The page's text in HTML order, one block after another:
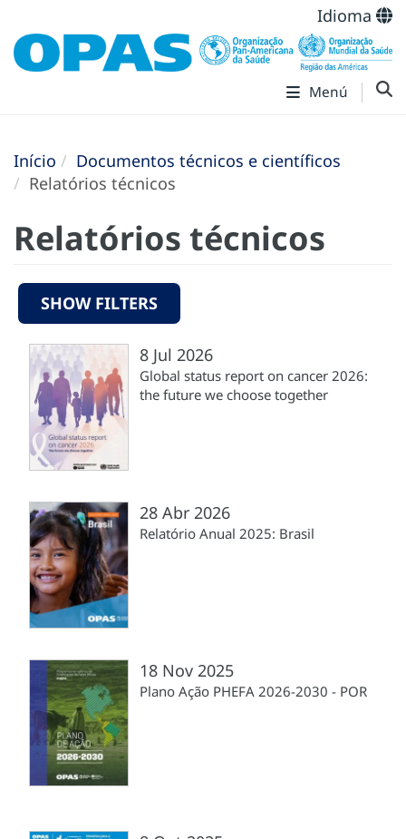
Idioma
Menú
Início
Documentos técnicos e científicos
Relatórios técnicos
Relatórios técnicos
SHOW FILTERS
8 Jul 2026
Global status report on cancer 2026:
the future we choose together
28 Abr 2026
Relatório Anual 2025: Brasil
18 Nov 2025
Plano Ação PHEFA 2026-2030 - POR